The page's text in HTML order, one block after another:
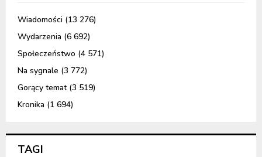
Wiadomości (13 276)
Wydarzenia (6 692)
Społeczeństwo (4 571)
Na sygnale (3 772)
Gorący temat(3 519)
Kronika (1 694)
TAGI